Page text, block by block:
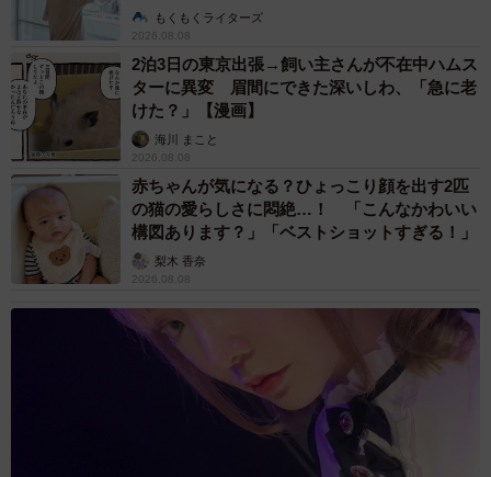
説】もくもくライターズ
2026.08.08
2泊3日の東京出張→飼い主さんが不在中ハムス
ターに異変 眉間にできた深いしわ、「急に老
けた？」【漫画】
海川 まこと
2026.08.08
赤ちゃんが気になる？ひょっこり顔を出す2匹
の猫の愛らしさに悶絶…！ 「こんなかわいい
構図あります？」「ベストショットすぎる！」
梨木 香奈
2026.08.08